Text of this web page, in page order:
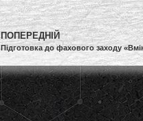
ПОПЕРЕДНІЙ
Підготовка до фахового заходу